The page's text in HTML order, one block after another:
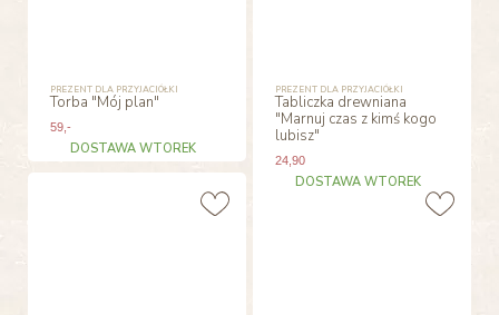
PREZENT DLA PRZYJACIÓŁKI
Torba "Mój plan"
59,-
DOSTAWA WTOREK
PREZENT DLA PRZYJACIÓŁKI
Tabliczka drewniana
"Marnuj czas z kimś kogo
lubisz"
24 ,90
DOSTAWA WTOREK